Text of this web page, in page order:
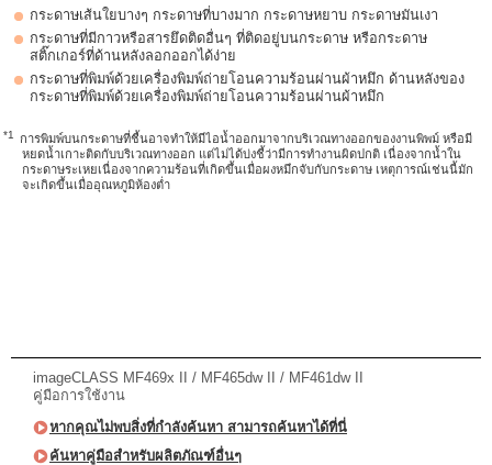
กระดาษเส้นใยบางๆ กระดาษที่บางมาก กระดาษหยาบ กระดาษมันเงา
กระดาษที่มีกาวหรือสารยึดติดอื่นๆ ที่ติดอยู่บนกระดาษ หรือกระดาษ
สติ๊กเกอร์ที่ด้านหลังลอกออกได้ง่าย
กระดาษที่พิมพ์ด้วยเครื่องพิมพ์ถ่ายโอนความร้อนผ่านผ้าหมึก ด้านหลังของ
กระดาษที่พิมพ์ด้วยเครื่องพิมพ์ถ่ายโอนความร้อนผ่านผ้าหมึก
*1
การพิมพ์บนกระดาษที่ชื้นอาจทำให้มีไอน้ำออกมาจากบริเวณทางออกของงานพิพม์ หรือมี
หยดน้ำเกาะติดกับบริเวณทางออก แต่ไม่ได้บ่งชี้ว่ามีการทำงานผิดปกติ เนื่องจากน้ำใน
กระดาษระเหยเนื่องจากความร้อนที่เกิดขึ้นเมื่อผงหมึกจับกับกระดาษ เหตุการณ์เช่นนี้มัก
จะเกิดขึ้นเมื่ออุณหภูมิห้องต่ำ
imageCLASS MF469x II / MF465dw II / MF461dw II
คู่มือการใช้งาน
หากคุณไม่พบสิ่งที่กำลังค้นหา สามารถค้นหาได้ที่นี่
ค้นหาคู่มือสำหรับผลิตภัณฑ์อื่นๆ